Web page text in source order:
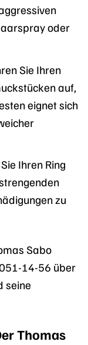
oder
Sie Ihren
auf,
eignet sich
Ihren Ring
zu
Sabo
14-56 über
seine
Thomas